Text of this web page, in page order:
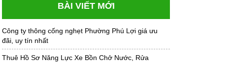
BÀI VIẾT MỚI
Công ty thông cống nghẹt Phường Phú Lợi giá ưu
đãi, uy tín nhất
Thuê Hồ Sơ Năng Lực Xe Bồn Chở Nước, Rửa